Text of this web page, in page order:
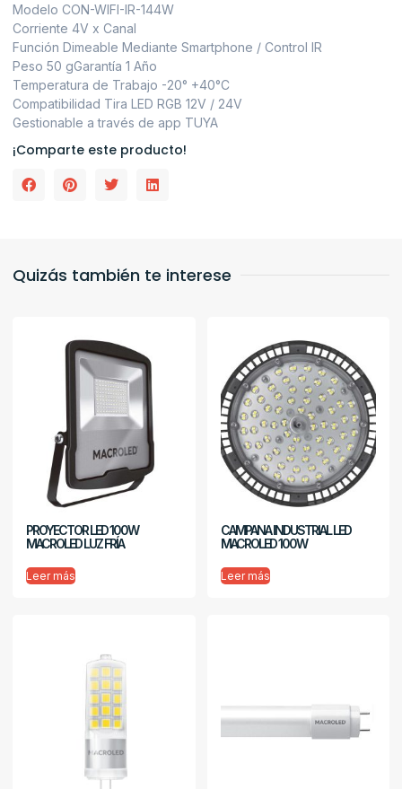
Modelo CON-WIFI-IR-144W
Corriente 4V x Canal
Función Dimeable Mediante Smartphone / Control IR
Peso 50 gGarantía 1 Año
Temperatura de Trabajo -20° +40°C
Compatibilidad Tira LED RGB 12V / 24V
Gestionable a través de app TUYA
¡Comparte este producto!
Quizás también te interese
PROYECTOR LED 100W
MACROLED LUZ FRÍA
Leer más
CAMPANA INDUSTRIAL LED
MACROLED 100W
Leer más